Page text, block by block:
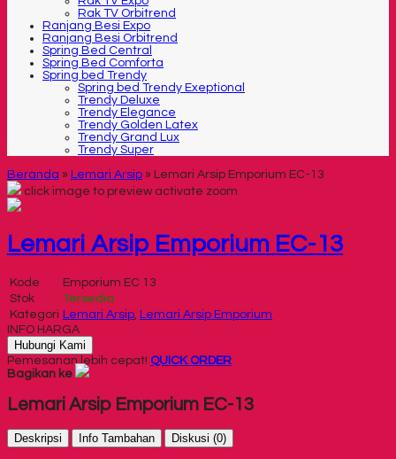
Rak TV Orbitrend
Ranjang Besi Expo
Ranjang Besi Orbitrend
Spring Bed Central
Spring Bed Comforta
Spring bed Trendy
Spring bed Trendy Exeptional
Trendy Deluxe
Trendy Elegance
Trendy Golden Latex
Trendy Grand Lux
Trendy Super
Beranda » Lemari Arsip » Lemari Arsip Emporium EC-13
click image to preview activate zoom
Lemari Arsip Emporium EC-13
Kode
Emporium EC 13
Stok
Tersedia
Kategori Lemari Arsip Lemari Arsip Emporium
INFO HARGA
Hubungi Kami
Pemesanan lebih cepat! QUICK ORDER
Bagikan ke
Lemari Arsip Emporium EC-13
Deskripsi Info Tambahan Diskusi (0)